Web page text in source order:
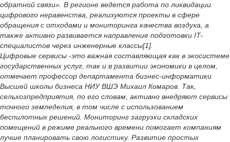
обратной связи». В регионе ведется работа по ликвидации
цифрового неравенства, реализуются проекты в сфере
обращения с отходами и мониторинга качества воздуха, а
также активно развивается направление подготовки IT-
специалистов через инженерные классы[1].
Цифровые сервисы -это важная составляющая как в экосистеме
государственных услуг, так и в развитии экономики в целом,
отмечает профессор департамента бизнес-информатики
Высшей школы бизнеса НИУ ВШЭ Михаил Комаров. Так,
сельхозпредприятия, по его словам, активно внедряют сервисы
точного земледелия, в том числе с использованием
беспилотных решений. Мониторинг загрузки складских
помещений в режиме реального времени помогает компаниям
лучше планировать свою логистику. Развитие простых